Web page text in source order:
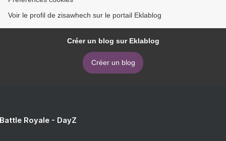
Voir le profil de zisawhech sur le portail Eklablog
Créer un blog sur Eklablog
Créer un blog
Royale - DayZ